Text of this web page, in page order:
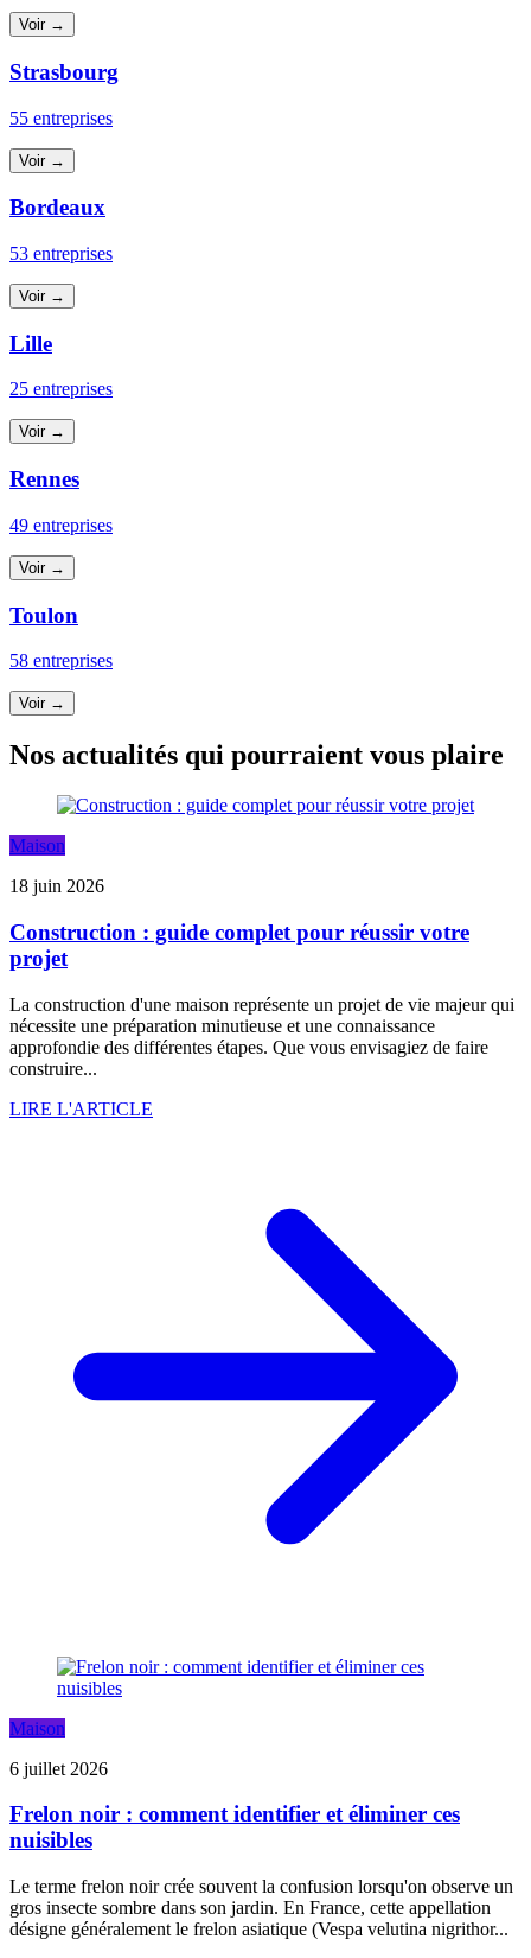
Voir →
Strasbourg
55 entreprises
Voir →
Bordeaux
53 entreprises
Voir →
Lille
25 entreprises
Voir →
Rennes
49 entreprises
Voir →
Toulon
58 entreprises
Voir →
Nos actualités qui pourraient vous plaire
Maison
18 juin 2026
Construction : guide complet pour réussir votre
projet
La construction d'une maison représente un projet de vie majeur qui
nécessite une préparation minutieuse et une connaissance
approfondie des différentes étapes. Que vous envisagiez de faire
construire...
LIRE L'ARTICLE
Maison
6 juillet 2026
Frelon noir : comment identifier et éliminer ces
nuisibles
Le terme frelon noir crée souvent la confusion lorsqu'on observe un
gros insecte sombre dans son jardin. En France, cette appellation
désigne généralement le frelon asiatique (Vespa velutina nigrithor...